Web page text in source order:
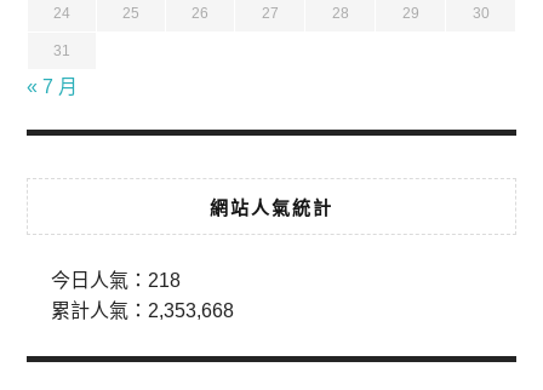
24 25 26 27 28 29 30
31
« 7 月
網站人氣統計
今日人氣： 218
累計人氣： 2,353,668